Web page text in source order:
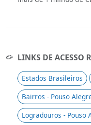
LINKS DE ACESSO
Estados Brasileiros
Bairros - Pouso
Logradouros - Pouso